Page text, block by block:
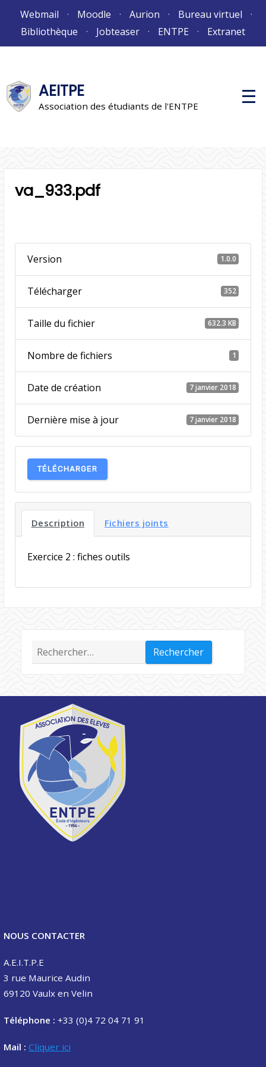
Webmail Moodle Aurion
Bureau virtuel
Bibliothèque
Jobteaser ENTPE Extranet
AEITPE
Association des étudiants de l'ENTPE
M
e
va_933.pdf
Version 1.0.0
Télécharger 352
Taille du fichier 632.3 KB
Nombre de fichiers 1
Date de création 7 janvier 2018
Dernière mise à jour 7 janvier 2018
TÉLÉCHARGER
Description Fichiers joints
Exercice 2 : fiches outils
Rechercher :
NOUS CONTACTER
A.E.I.T.P.E
3 rue Maurice Audin
69120 Vaulx en Velin
Téléphone : +33 (0)4 72 04 71 91
Mail : Cliquer ici